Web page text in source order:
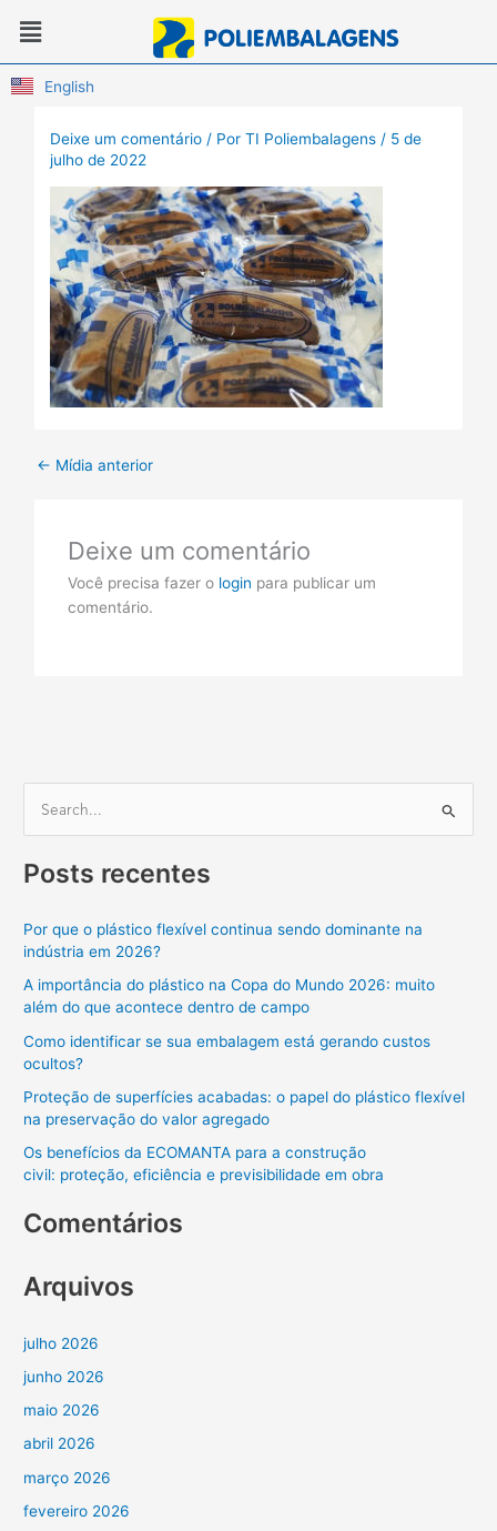
para
o
conteúdo
Menu
English
Deixe um comentário / PorTI Poliembalagens / 5 de
julho de 2022
← Mídia anterior
Deixe um comentário
Você precisa fazer o login para publicar um
comentário.
s
u
s
o
r
:
Posts recentes
Por que o plástico flexível continua sendo dominante na
indústria em 2026?
A importância do plástico na Copa do Mundo 2026: muito
além do que acontece dentro de campo
Como identificar se sua embalagem está gerando custos
ocultos?
Proteção de superfícies acabadas: o papel do plástico flexível
na preservação do valor agregado
Os benefícios da ECOMANTA para a construção
civil: proteção, eficiência e previsibilidade em obra
Comentários
Arquivos
julho 2026
junho 2026
maio 2026
abril 2026
março 2026
fevereiro 2026